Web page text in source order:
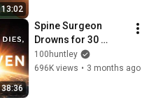
13:02
38:36
Spine Surgeon
Drowns for 30
Minutes —Comes
Back With a List
100huntley
696K views • 3 months ago